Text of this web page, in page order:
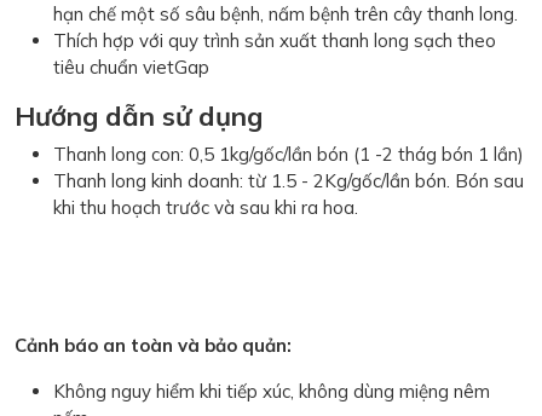
hạn chế một số sâu bệnh, nấm bệnh trên cây thanh long.
Thích hợp với quy trình sản xuất thanh long sạch theo
tiêu chuẩn vietGap
Hướng dẫn sử dụng
Thanh long con: 0,5 1kg/gốc/lần bón (1 -2 thág bón 1 lần)
Thanh long kinh doanh: từ 1.5 - 2Kg/gốc/lần bón. Bón sau
khi thu hoạch trước và sau khi ra hoa.
Cảnh báo an toàn và bảo quản:
Không nguy hiểm khi tiếp xúc, không dùng miệng nêm